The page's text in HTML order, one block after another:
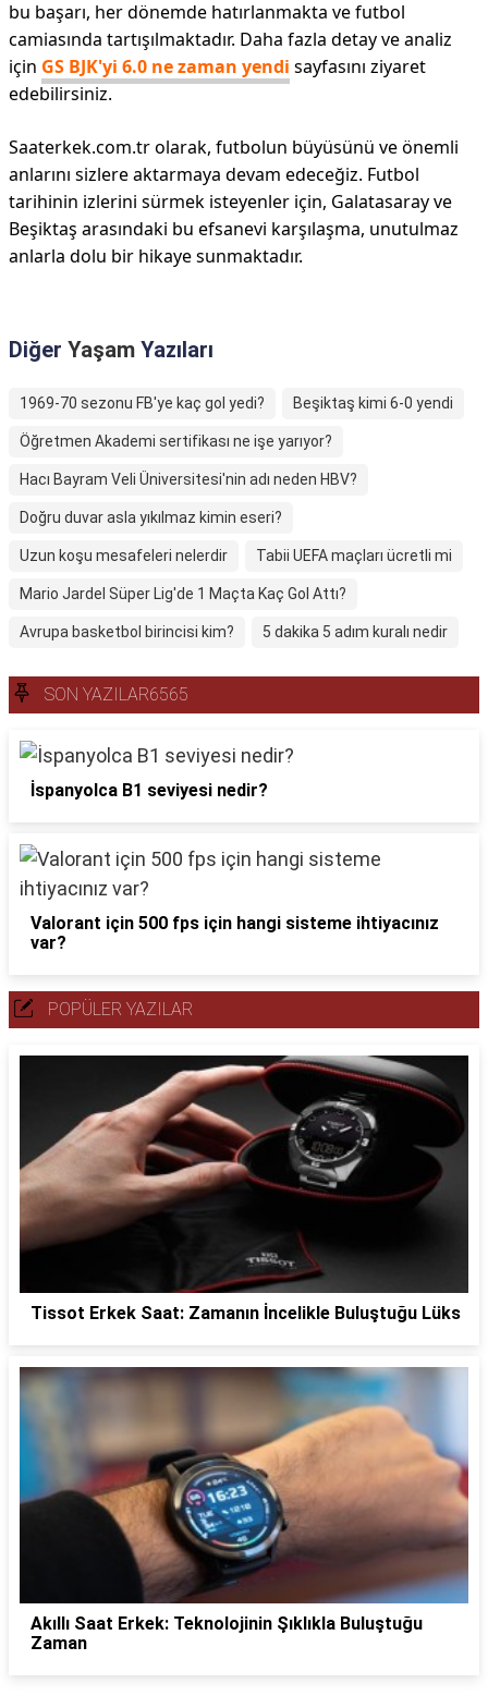
bu başarı, her dönemde hatırlanmakta ve futbol
camiasında tartışılmaktadır. Daha fazla detay ve analiz
için GS BJK'yi 6.0 ne zaman yendi sayfasını ziyaret
edebilirsiniz.
Saaterkek.com.tr olarak, futbolun büyüsünü ve önemli
anlarını sizlere aktarmaya devam edeceğiz. Futbol
tarihinin izlerini sürmek isteyenler için, Galatasaray ve
Beşiktaş arasındaki bu efsanevi karşılaşma, unutulmaz
anlarla dolu bir hikaye sunmaktadır.
Diğer Yaşam Yazıları
1969-70 sezonu FB'ye kaç gol yedi? Beşiktaş kimi 6-0 yendi
Öğretmen Akademi sertifikası ne işe yarıyor?
Hacı Bayram Veli Üniversitesi'nin adı neden HBV?
Doğru duvar asla yıkılmaz kimin eseri?
Uzun koşu mesafeleri nelerdir Tabii UEFA maçları ücretli mi
Mario Jardel Süper Lig'de 1 Maçta Kaç Gol Attı?
Avrupa basketbol birincisi kim? 5 dakika 5 adım kuralı nedir
SON YAZILAR6565
İspanyolca B1 seviyesi nedir?
Valorant için 500 fps için hangi sisteme ihtiyacınız
var?
POPÜLER YAZILAR
Tissot Erkek Saat: Zamanın İncelikle Buluştuğu Lüks
Akıllı Saat Erkek: Teknolojinin Şıklıkla Buluştuğu
Zaman